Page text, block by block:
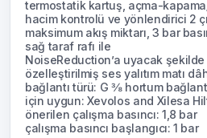
termostatik kartuş, açma-
hacim kontrolü ve yönlendirici 2
maksimum akış miktarı, 3 bar
sağ taraf rafı ile
NoiseReduction’a uyacak
özelleştirilmiş ses yalıtım matı
bağlantı türü: G ⅜ hortum
için uygun: Xevolos and Xilesa
önerilen çalışma basıncı: 1,8 bar
çalışma basıncı başlangıcı: 1 bar